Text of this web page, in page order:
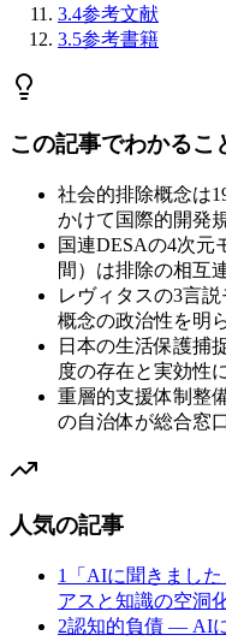
3.4参考文献
3.5参考書籍
この記事でわかるこ
社会的排除概念は
かけて国際的開発
国連DESAの4次元
間）は排除の相互
レヴィタスの3言
概念の政治性を明
日本の生活保護捕
度の存在と実効性
重層的支援体制整
の自治体が総合窓
人気の記事
1
「AIに聞きまし
アスと知識の空洞
2認知的負債 — AI